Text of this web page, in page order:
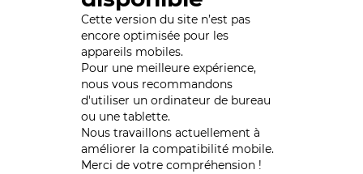
Cette version du site n’est pas
encore optimisée pour les
appareils mobiles.
Pour une meilleure expérience,
nous vous recommandons
d'utiliser un ordinateur de bureau
ou une tablette.
Nous travaillons actuellement à
améliorer la compatibilité mobile.
Merci de votre compréhension !